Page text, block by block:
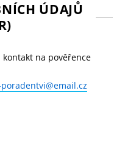
ÚDAJŮ
kontakt na pověřence